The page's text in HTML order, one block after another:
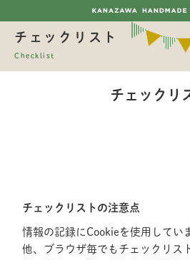
チェックリスト
Checklist
チェックリ
チェックリストの注意点
情報の記録にCookieを使用してい
他、ブラウザ毎でもチェックリス